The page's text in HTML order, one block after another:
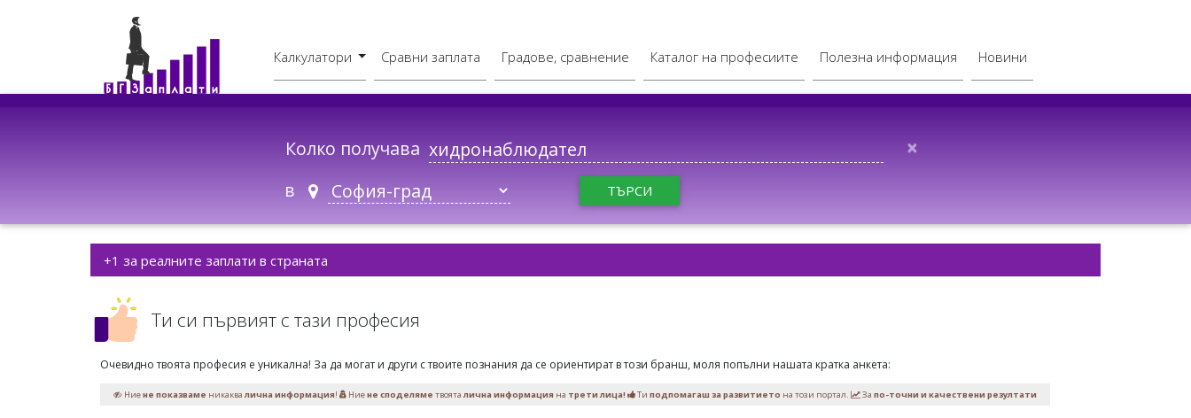
Калкулатори Сравни заплата Градове, сравнение Каталог на професиите Полезна информация Новини
Колко получава ×
в ТЪРСИ
+1 за реалните заплати в страната
Ти си първият с тази професия
Очевидно твоята професия е уникална! За да могат и други с твоите познания да се ориентират в този бранш, моля попълни нашата кратка анкета:
Ниене показваме никаквалична информация! Ниене споделяме твояталична информация на трети лица! Типодпомагаш за развитието на този портал. Запо-точни и качествени резултати